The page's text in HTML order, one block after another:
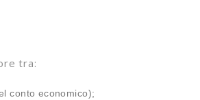
tra:
conto economico);